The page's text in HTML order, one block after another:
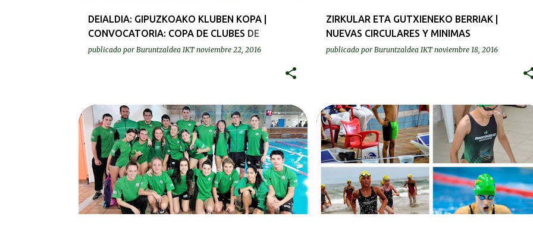
DEIALDIA: GIPUZKOAKO KLUBEN KOPA |
CONVOCATORIA: COPA DE CLUBES DE
GIPUZKOA
publicado por Buruntzaldea IKT noviembre 22, 2016
ZIRKULAR ETA GUTXIENEKO BERRIAK |
NUEVAS CIRCULARES Y MINIMAS
publicado por Buruntzaldea IKT noviembre 18, 2016
KRONIKAK-CRÓNICAS TEKNIFIKAZIOA | TECNIFICACIÓN